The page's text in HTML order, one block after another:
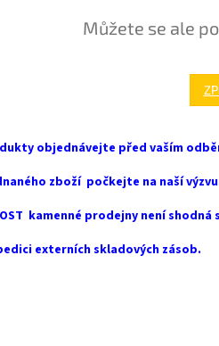
Můžete se ale
objednávejte před vaším
zboží počkejte na naší
kamenné prodejny není
externích skladových zásob.